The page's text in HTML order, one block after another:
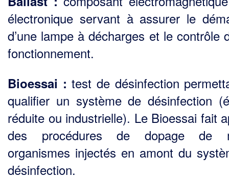
électronique servant à assurer le
d’une lampe à décharges et le contrôle
fonctionnement.
Bioessai : test de désinfection
qualifier un système de désinfection
réduite ou industrielle). Le Bioessai fait
des procédures de dopage de
organismes injectés en amont du
désinfection.